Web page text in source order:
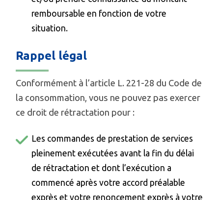
remboursable en fonction de votre
situation.
Rappel légal
Conformément à l’article L. 221-28 du Code de
la consommation, vous ne pouvez pas exercer
ce droit de rétractation pour :
Les commandes de prestation de services
pleinement exécutées avant la fin du délai
de rétractation et dont l’exécution a
commencé après votre accord préalable
exprès et votre renoncement exprès à votre